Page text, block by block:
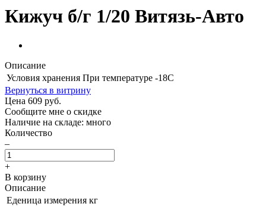
Кижуч б/г 1/20 Витязь-Авто
Описание
Условия хранения При температуре -18С
Вернуться в витрину
Цена 609 руб.
Сообщите мне о скидке
Наличие на складе: много
Количество
–
+
В корзину
Описание
Еденица измерения кг